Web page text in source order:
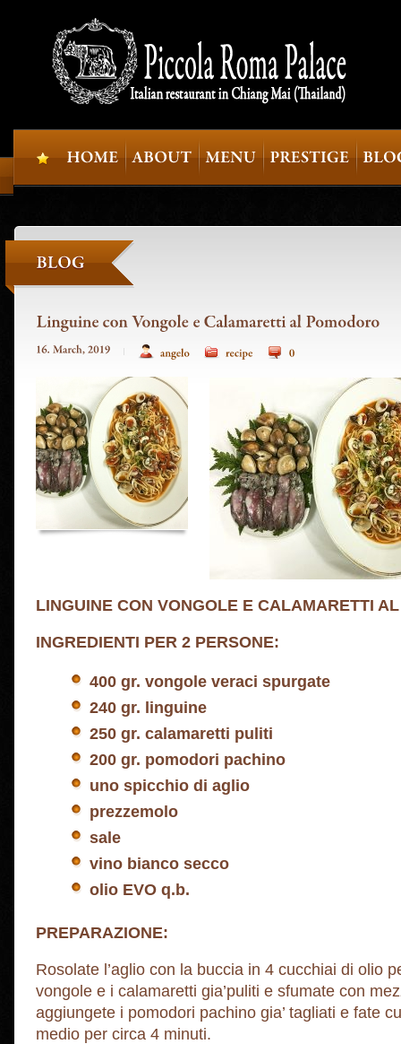
LINGUINE CON VONGOLE E CALAMARETTI
INGREDIENTI PER 2 PERSONE:
400 gr. vongole veraci spurgate
240 gr. linguine
250 gr. calamaretti puliti
200 gr. pomodori pachino
uno spicchio di aglio
prezzemolo
sale
vino bianco secco
olio EVO q.b.
PREPARAZIONE:
Rosolate l’aglio con la buccia in 4 cucchiai di olio
vongole e i calamaretti gia’puliti e sfumate con
aggiungete i pomodori pachino gia’ tagliati e fate
medio per circa 4 minuti.